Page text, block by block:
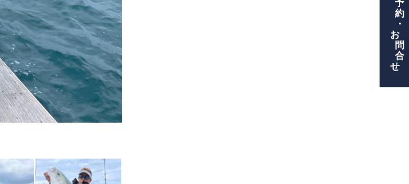
予
約
・
お
問
合
せ